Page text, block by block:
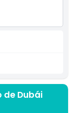
Dubái (si se
libre
de Dubái